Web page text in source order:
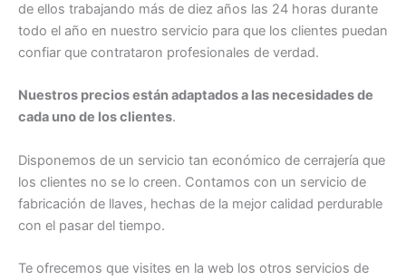
de ellos trabajando más de diez años las 24 horas durante
todo el año en nuestro servicio para que los clientes puedan
confiar que contrataron profesionales de verdad.
Nuestros precios están adaptados a las necesidades de
cada uno de los clientes.
Disponemos de un servicio tan económico de cerrajería que
los clientes no se lo creen. Contamos con un servicio de
fabricación de llaves, hechas de la mejor calidad perdurable
con el pasar del tiempo.
Te ofrecemos que visites en la web los otros servicios de